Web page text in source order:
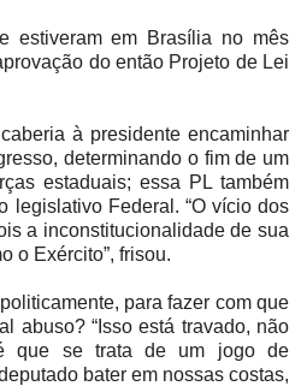
estiveram em Brasília no mês
do então Projeto de Lei
à presidente encaminhar
determinando o fim de um
estaduais; essa PL também
legislativo Federal. “O vício dos
a inconstitucionalidade de sua
o Exército”, frisou.
para fazer com que
abuso? “Isso está travado, não
que se trata de um jogo de
bater em nossas costas,